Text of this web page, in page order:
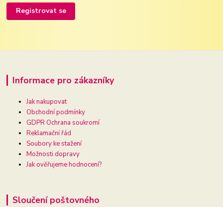
Registrovat se
Informace pro zákazníky
Jak nakupovat
Obchodní podmínky
GDPR Ochrana soukromí
Reklamační řád
Soubory ke stažení
Možnosti dopravy
Jak ověřujeme hodnocení?
Sloučení poštovného